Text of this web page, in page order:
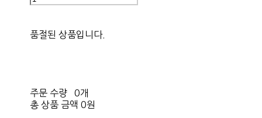
품절된 상품입니다.
주문 수량
0개
총 상품 금액 0원